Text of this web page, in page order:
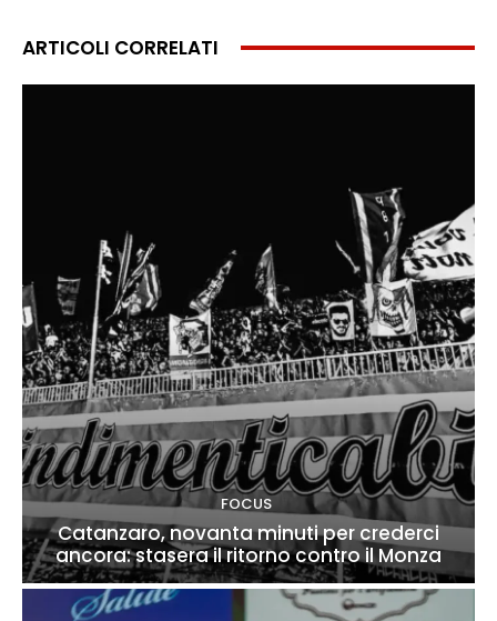
ARTICOLI CORRELATI
FOCUS
Catanzaro, novanta minuti per crederci
ancora: stasera il ritorno contro il Monza